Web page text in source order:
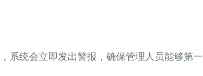
系统会立即发出警报，确保管理人员能够第一